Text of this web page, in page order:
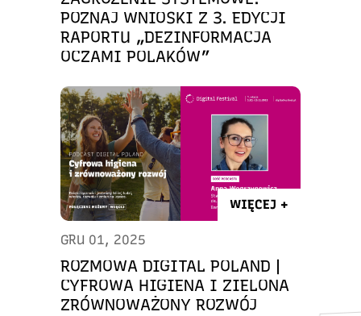
POZNAJ WNIOSKI Z 3. EDYCJI
RAPORTU „DEZINFORMACJA
OCZAMI POLAKÓW”
WIĘCEJ +
GRU 01, 2025
ROZMOWA DIGITAL POLAND |
CYFROWA HIGIENA I ZIELONA
ZRÓWNOWAŻONY ROZWÓJ